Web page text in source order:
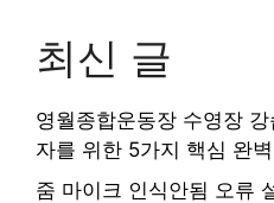
최신 글
영월종합운동장 수영장
자를 위한 5가지 핵심 완
줌 마이크 인식안됨 오류